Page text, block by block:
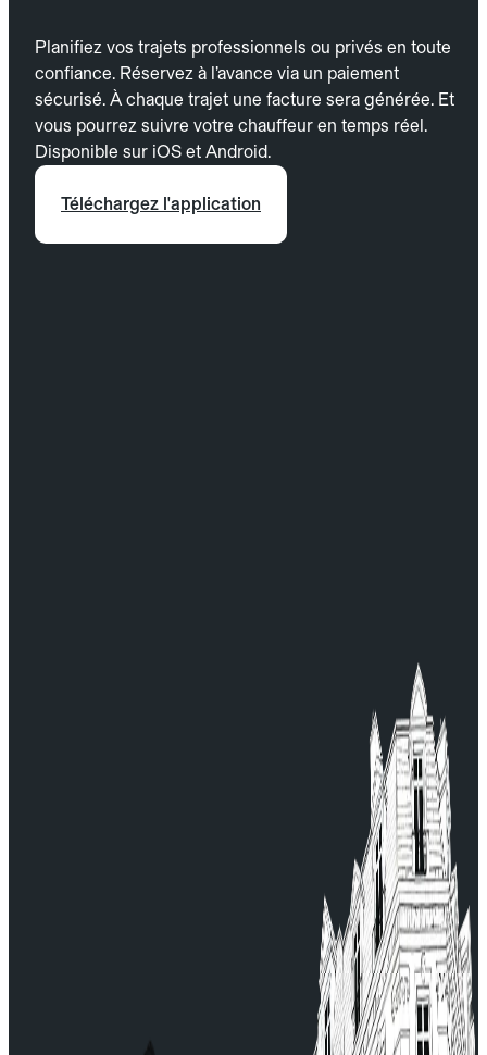
Planifiez vos trajets professionnels ou privés en toute
confiance. Réservez à l’avance via un paiement
sécurisé. À chaque trajet une facture sera générée. Et
vous pourrez suivre votre chauffeur en temps réel.
Disponible sur iOS et Android.
Téléchargez l'application